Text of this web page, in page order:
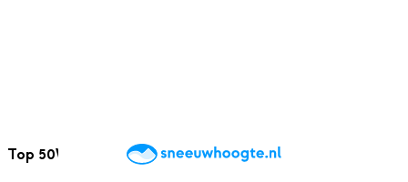
Top 50Webcams WintersportweerKaarten